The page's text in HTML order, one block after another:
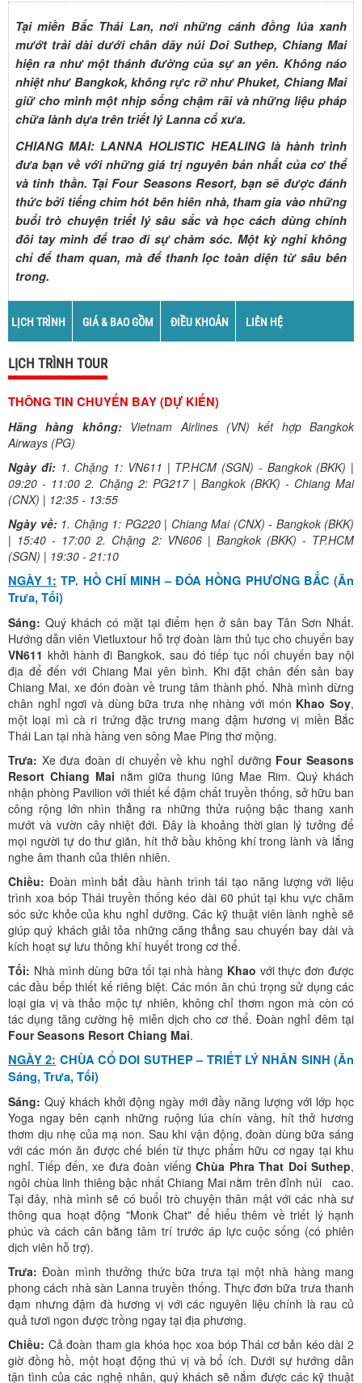
Tại miền Bắc Thái Lan, nơi những cánh đồng lúa xanh
mướt trải dài dưới chân dãy núi Doi Suthep, Chiang Mai
hiện ra như một thánh đường của sự an yên. Không náo
nhiệt như Bangkok, không rực rỡ như Phuket, Chiang Mai
giữ cho mình một nhịp sống chậm rãi và những liệu pháp
chữa lành dựa trên triết lý Lanna cổ xưa.
CHIANG MAI: LANNA HOLISTIC HEALING là hành trình
đưa bạn về với những giá trị nguyên bản nhất của cơ thể
và tinh thần. Tại Four Seasons Resort, bạn sẽ được đánh
thức bởi tiếng chim hót bên hiên nhà, tham gia vào những
buổi trò chuyện triết lý sâu sắc và học cách dùng chính
đôi tay mình để trao đi sự chăm sóc. Một kỳ nghỉ không
chỉ để tham quan, mà để thanh lọc toàn diện từ sâu bên
trong.
LỊCH TRÌNH GIÁ & BAO GỒM ĐIỀU KHOẢN LIÊN HỆ
LỊCH TRÌNH TOUR
THÔNG TIN CHUYẾN BAY (DỰ KIẾN)
Hãng hàng không:Vietnam Airlines (VN) kết hợp Bangkok
Airways (PG)
Ngày đi:1. Chặng 1: VN611 | TP.HCM (SGN) - Bangkok (BKK) |
09:20 - 11:00 2. Chặng 2: PG217 | Bangkok (BKK) - Chiang Mai
(CNX) | 12:35 - 13:55
Ngày về:1. Chặng 1: PG220 | Chiang Mai (CNX) - Bangkok (BKK)
| 15:40 - 17:00 2. Chặng 2: VN606 | Bangkok (BKK) - TP.HCM
(SGN) | 19:30 - 21:10
NGÀY 1: TP. HỒ CHÍ MINH – ĐÓA HỒNG PHƯƠNG BẮC (Ăn
Trưa, Tối)
Sáng: Quý khách có mặt tại điểm hẹn ở sân bay Tân Sơn Nhất.
Hướng dẫn viên Vietluxtour hỗ trợ đoàn làm thủ tục cho chuyến bay
VN611 khởi hành đi Bangkok, sau đó tiếp tục nối chuyến bay nội
địa để đến với Chiang Mai yên bình. Khi đặt chân đến sân bay
Chiang Mai, xe đón đoàn về trung tâm thành phố. Nhà mình dừng
chân nghỉ ngơi và dùng bữa trưa nhẹ nhàng với món Khao Soy,
một loại mì cà ri trứng đặc trưng mang đậm hương vị miền Bắc
Thái Lan tại nhà hàng ven sông Mae Ping thơ mộng.
Trưa: Xe đưa đoàn di chuyển về khu nghỉ dưỡng Four Seasons
Resort Chiang Mai nằm giữa thung lũng Mae Rim. Quý khách
nhận phòng Pavilion với thiết kế đậm chất truyền thống, sở hữu ban
công rộng lớn nhìn thẳng ra những thửa ruộng bậc thang xanh
mướt và vườn cây nhiệt đới. Đây là khoảng thời gian lý tưởng để
mọi người tự do thư giãn, hít thở bầu không khí trong lành và lắng
nghe âm thanh của thiên nhiên.
Chiều: Đoàn mình bắt đầu hành trình tái tạo năng lượng với liệu
trình xoa bóp Thái truyền thống kéo dài 60 phút tại khu vực chăm
sóc sức khỏe của khu nghỉ dưỡng. Các kỹ thuật viên lành nghề sẽ
giúp quý khách giải tỏa những căng thẳng sau chuyến bay dài và
kích hoạt sự lưu thông khí huyết trong cơ thể.
Tối: Nhà mình dùng bữa tối tại nhà hàng Khao với thực đơn được
các đầu bếp thiết kế riêng biệt. Các món ăn chú trọng sử dụng các
loại gia vị và thảo mộc tự nhiên, không chỉ thơm ngon mà còn có
tác dụng tăng cường hệ miễn dịch cho cơ thể. Đoàn nghỉ đêm tại
Four Seasons Resort Chiang Mai.
NGÀY 2: CHÙA CỔ DOI SUTHEP – TRIẾT LÝ NHÂN SINH (Ăn
Sáng, Trưa, Tối)
Sáng: Quý khách khởi động ngày mới đầy năng lượng với lớp học
Yoga ngay bên cạnh những ruộng lúa chín vàng, hít thở hương
thơm dịu nhẹ của mạ non. Sau khi vận động, đoàn dùng bữa sáng
với các món ăn được chế biến từ thực phẩm hữu cơ ngay tại khu
nghỉ. Tiếp đến, xe đưa đoàn viếngChùa Phra That Doi Suthep,
ngôi chùa linh thiêng bậc nhất Chiang Mai nằm trên đỉnh núi cao.
Tại đây, nhà mình sẽ có buổi trò chuyện thân mật với các nhà sư
thông qua hoạt động "Monk Chat" để hiểu thêm về triết lý hạnh
phúc và cách cân bằng tâm trí trước áp lực cuộc sống (có phiên
dịch viên hỗ trợ).
Trưa: Đoàn mình thưởng thức bữa trưa tại một nhà hàng mang
phong cách nhà sàn Lanna truyền thống. Thực đơn bữa trưa thanh
đạm nhưng đậm đà hương vị với các nguyên liệu chính là rau củ
quả tươi ngon được trồng ngay tại địa phương.
Chiều: Cả đoàn tham gia khóa học xoa bóp Thái cơ bản kéo dài 2
giờ đồng hồ, một hoạt động thú vị và bổ ích. Dưới sự hướng dẫn
tận tình của các nghệ nhân, quý khách sẽ nắm được các kỹ thuật